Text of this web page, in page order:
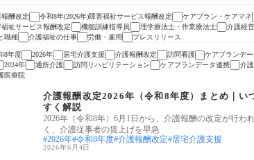
報酬改定 令和8年(2026年)障害福祉サービス報酬改定 ケアプラン・ケアマネ
祉サービス報酬改定
機能訓練指導員 理学療法士・作業療法士 介護経
職種 介護福祉の仕事 労働・雇用 プレスリリース
8年度 2026年 居宅介護支援 介護報酬改定 訪問看護 ケアプランデ
2024年 通所介護 訪問リハビリテーション ケアプランデータ連携 介
医療院
護報酬改定
介護報酬改定2026年（令和8年度）まとめ｜い
すく解説
2026年（令和8年）6月1日から、介護報酬の改定が行わ
く、介護従事者の賃上げを早急
2026年 令和8年度 介護報酬改定 居宅介護支援
2026年6月4日